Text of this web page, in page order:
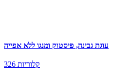
עוגת גבינה, פיסטוק ומנגו ללא אפייה
326 קלוריות